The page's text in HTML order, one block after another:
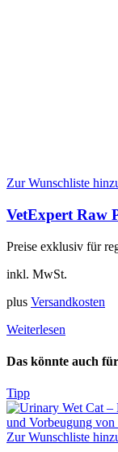
Zur Wunschliste
VetExpert Raw
Preise exklusiv für
inkl. MwSt.
plus Versandkosten
Weiterlesen
Das könnte auch
Tipp
Zur Wunschliste